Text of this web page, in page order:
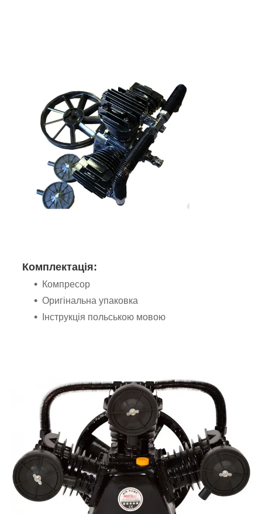
Комплектація:
Компресор
Оригінальна упаковка
Інструкція польською мовою